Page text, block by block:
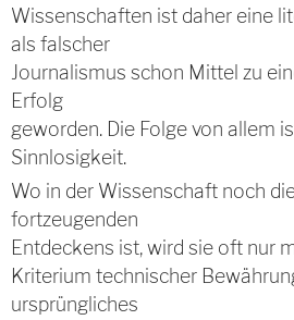
Wissenschaften ist daher eine
als falscher
Journalismus schon Mittel zu
Erfolg
geworden. Die Folge von allem
Sinnlosigkeit.
Wo in der Wissenschaft noch
fortzeugenden
Entdeckens ist, wird sie oft nur
Kriterium technischer
ursprüngliches